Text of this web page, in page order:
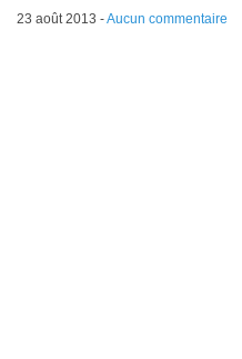
23 août 2013 -Aucun commentaire